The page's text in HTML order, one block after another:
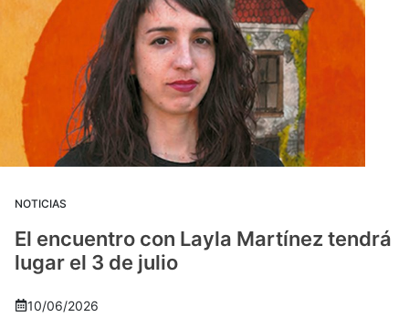
NOTICIAS
El encuentro con Layla Martínez tendrá
lugar el 3 de julio
10/06/2026